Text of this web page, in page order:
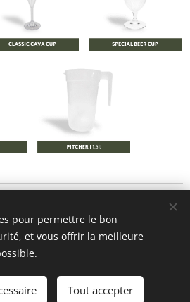
- info@letsrepeat.be
BE1012.142.144
Langues
pour permettre le bon
et vous offrir la meilleure
Tout accepter